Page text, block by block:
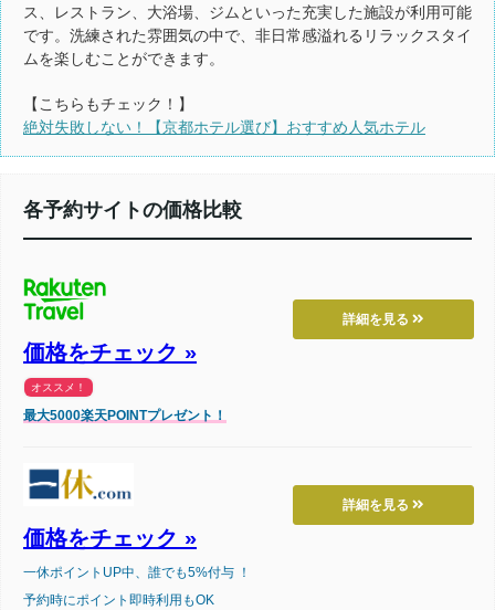
ス、レストラン、大浴場、ジムといった充実した施設が利用可能
です。洗練された雰囲気の中で、非日常感溢れるリラックスタイ
ムを楽しむことができます。
【こちらもチェック！】
絶対失敗しない！【京都ホテル選び】おすすめ人気ホテル
各予約サイトの価格比較
詳細を見る
価格をチェック »
オススメ！
最大5000楽天POINTプレゼント！
詳細を見る
価格をチェック »
一休ポイントUP中、誰でも5%付与 ！
予約時にポイント即時利用もOK